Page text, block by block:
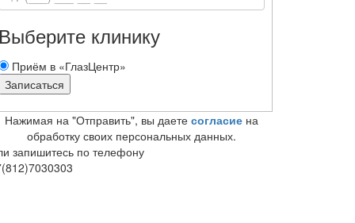
клинику
Приём в «ГлазЦентр»
Нажимая на "Отправить", вы даете согласие на
обработку своих персональных данных.
запишитесь по телефону